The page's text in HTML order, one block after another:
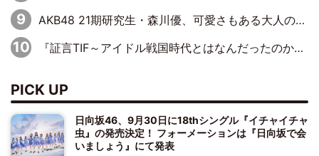
AKB48 21期研究生・森川優、可愛さもある大人の女性に
『証言TIF～アイドル戦国時代とはなんだったのか～』第10回：さくら学院・武藤彩未×飯田らうら「正直、中3で辞めるというのを信じてなくて。そう言われてはいたけど、嘘でしょって」
PICK UP
日向坂46、9月30日に18thシングル『イチャイチャ
虫』の発売決定！ フォーメーションは『日向坂で会
いましょう』にて発表